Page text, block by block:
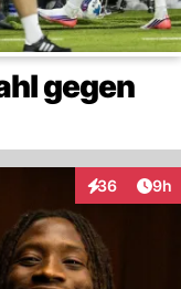
gegen
36
Interaktionen
9h